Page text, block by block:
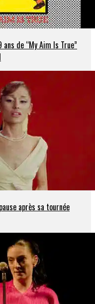
de “My Aim Is True”
après sa tournée